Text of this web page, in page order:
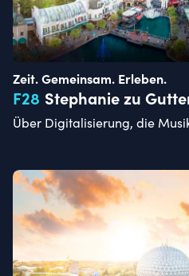
Zeit. Gemeinsam. Erleben.
F28 Stephanie zu
Über Digitalisierung, die